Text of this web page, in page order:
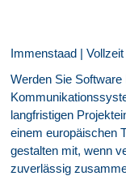
Immenstaad |
Werden Sie
langfristigen
einem europäischen
gestalten mit, wenn
zuverlässig